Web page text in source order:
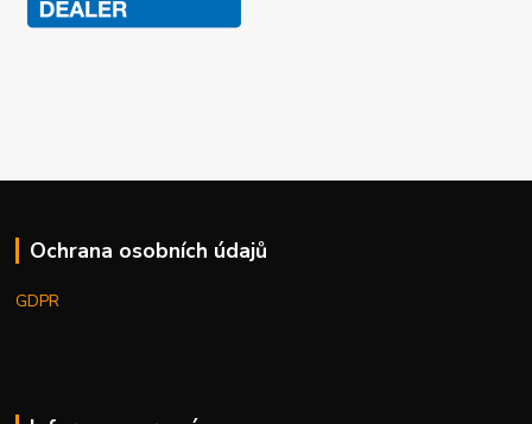
Ochrana osobních údajů
GDPR